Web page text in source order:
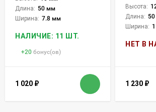
Длина: 50 мм
Ширина: 7.8 мм
НАЛИЧИЕ: 11 ШТ.
+20 бонус(ов)
1 020 ₽
Высота:
Длина:
Ширина:
НЕТ В
1 230 ₽